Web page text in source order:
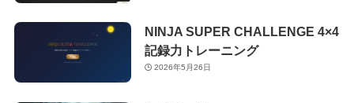
NINJA SUPER CHALLENGE 4×4
記録力トレーニング
2026年5月26日